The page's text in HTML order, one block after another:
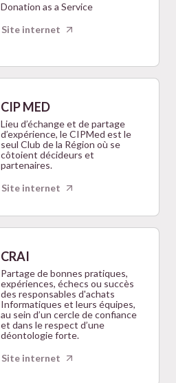
Donation as a Service
Site internet
CIP MED
Lieu d’échange et de partage
d’expérience, le CIPMed est le
seul Club de la Région où se
côtoient décideurs et
partenaires.
Site internet
CRAI
Partage de bonnes pratiques,
expériences, échecs ou succès
des responsables d'achats
Informatiques et leurs équipes,
au sein d’un cercle de confiance
et dans le respect d’une
déontologie forte.
Site internet